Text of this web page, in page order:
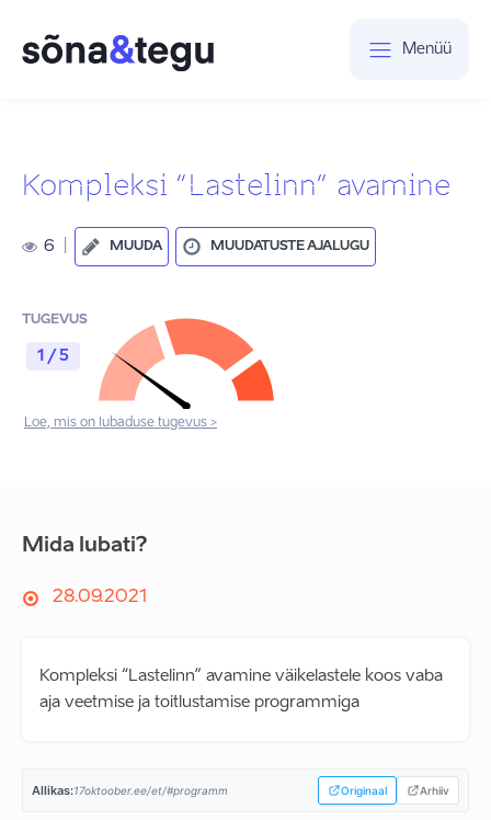
Menüü
Kompleksi “Lastelinn” avamine
6 MUUDA MUUDATUSTE AJALUGU
TUGEVUS
1 / 5
Loe, mis on lubaduse tugevus >
Mida lubati?
28.09.2021
Kompleksi “Lastelinn” avamine väikelastele koos vaba
aja veetmise ja toitlustamise programmiga
Allikas:17oktoober.ee/et/#programm Originaal Arhiiv